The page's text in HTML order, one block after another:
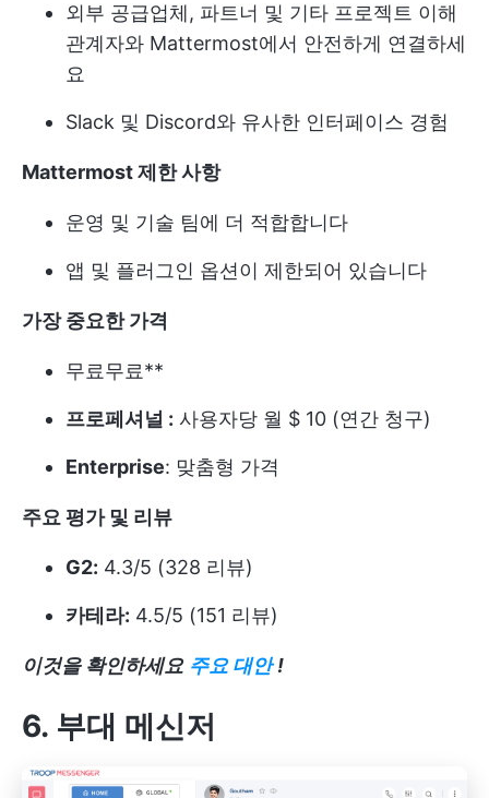
외부 공급업체, 파트너 및 기타 프로젝트 이해
관계자와 Mattermost에서 안전하게 연결하세
요
Slack 및 Discord와 유사한 인터페이스 경험
Mattermost 제한 사항
운영 및 기술 팀에 더 적합합니다
앱 및 플러그인 옵션이 제한되어 있습니다
가장 중요한 가격
무료무료**
프로페셔널 : 사용자당 월 $ 10 (연간 청구)
Enterprise: 맞춤형 가격
주요 평가 및 리뷰
G2: 4.3/5 (328 리뷰)
카테라: 4.5/5 (151 리뷰)
이것을 확인하세요 주요 대안 !
6. 부대 메신저